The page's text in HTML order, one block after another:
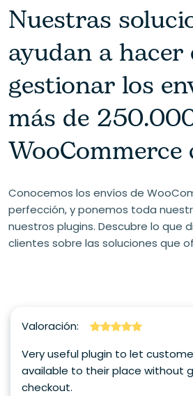
Nuestras
ayudan a
gestionar los
más de
WooCommerce
Conocemos los envíos de
perfección, y ponemos toda
nuestros plugins. Descubre lo que
clientes sobre las soluciones que
Valoración:
Very useful plugin to let
available to their place without
checkout.